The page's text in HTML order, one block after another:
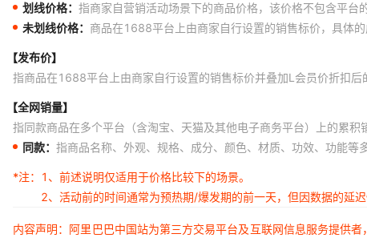
划线价格： 指商家自营销活动场景下的商品价格，该价格不包含平台
未划线价格： 商品在1688平台上由商家自行设置的销售标价，具体
【发布价】
指商品在1688平台上由商家自行设置的销售标价并叠加L会员价折扣后
【全网销量】
指同款商品在多个平台（含淘宝、天猫及其他电子商务平台）上的累积
同款： 指商品名称、外观、规格、成分、颜色、材质、功效、功能等
*注：
1、前述说明仅适用于价格比较下的场景。
2、活动前的时间通常为预热期/爆发期的前一天，但因数据的延
内容声明：阿里巴巴中国站为第三方交易平台及互联网信息服务提供